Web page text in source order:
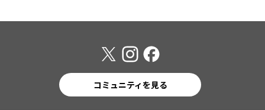
コミュニティを見る